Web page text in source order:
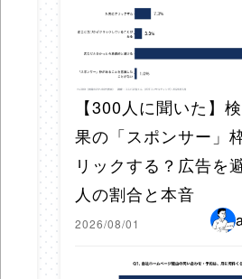
【300人に聞いた】
果の「スポンサー」
リックする？広告を
人の割合と本音
2026/08/01